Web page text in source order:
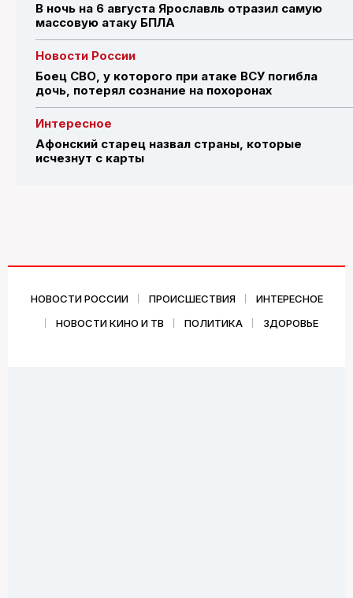
В ночь на 6 августа Ярославль отразил самую
массовую атаку БПЛА
Новости России
Боец СВО, у которого при атаке ВСУ погибла
дочь, потерял сознание на похоронах
Интересное
Афонский старец назвал страны, которые
исчезнут с карты
НОВОСТИ РОССИИ ПРОИСШЕСТВИЯ
ИНТЕРЕСНОЕ
НОВОСТИ КИНО И ТВ
ПОЛИТИКА ЗДОРОВЬЕ